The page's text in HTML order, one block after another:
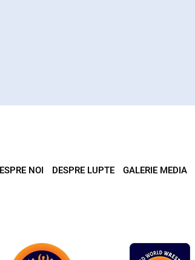
NOI DESPRE LUPTE GALERIE MEDIA